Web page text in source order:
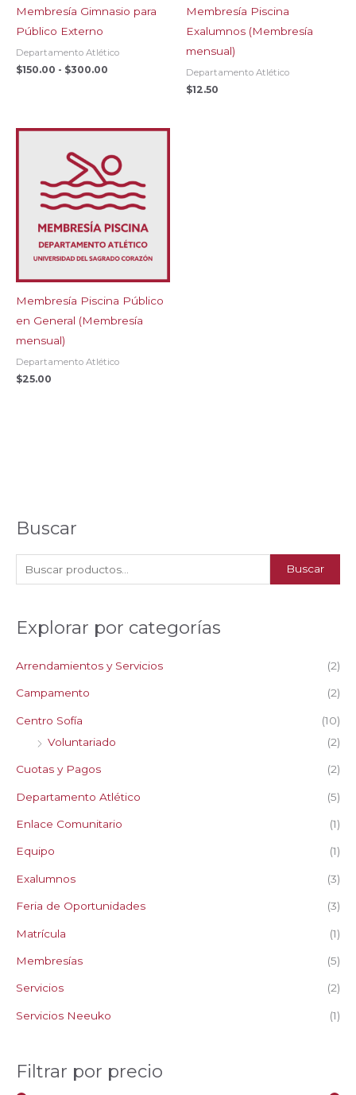
Buscar
u
c
r
p
Buscar
Explorar por categorías
Arrendamientos y Servicios (2)
Campamento (2)
Centro Sofía
(10)
Voluntariado
(2)
Cuotas y Pagos (2)
Departamento Atlético (5)
Enlace Comunitario (1)
Equipo (1)
Exalumnos (3)
Feria de Oportunidades (3)
Matrícula (1)
Membresías (5)
Servicios (2)
Servicios Neeuko (1)
Filtrar por precio
Membresía Gimnasio para
Público Externo
Departamento Atlético
$150.00 - $300.00
hasta
Membresía Piscina
Exalumnos (Membresía
mensual)
Departamento Atlético
$12.50
Membresía Piscina Público
en General (Membresía
mensual)
Departamento Atlético
$25.00